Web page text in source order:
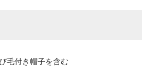
毛付き帽子を含む